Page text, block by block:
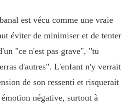
est vécu comme une vraie
éviter de minimiser et de tenter
"ce n'est pas grave", "tu
d'autres". L'enfant n'y verrait
de son ressenti et risquerait
négative, surtout à